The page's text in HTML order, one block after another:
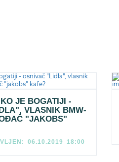
JE BOGATIJI -
VLASNIK BMW-
"JAKOBS"
06.10.2019 18:00